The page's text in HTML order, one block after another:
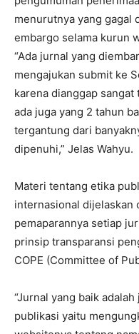
menurutnya yang gagal
embargo selama kurun
“Ada jurnal yang
mengajukan submit ke
karena dianggap
ada juga yang 2 tahun
tergantung dari
dipenuhi,” Jelas Wahyu.
Materi tentang etika
internasional dijelaskan
pemaparannya setiap
prinsip transparansi
COPE (Committee of
“Jurnal yang baik
publikasi yaitu